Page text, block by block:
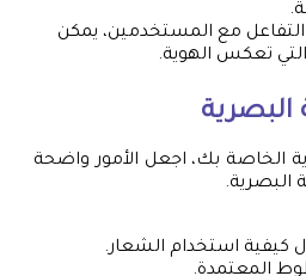
مع المستخدمين، يمكن
التي تعكس الهوية.
الخاصة بك، اجعل الأمور واضحة
البصرية.
كيفية استخدام الشعار.
المعتمدة.